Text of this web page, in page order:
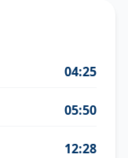
04:25
05:50
12:28